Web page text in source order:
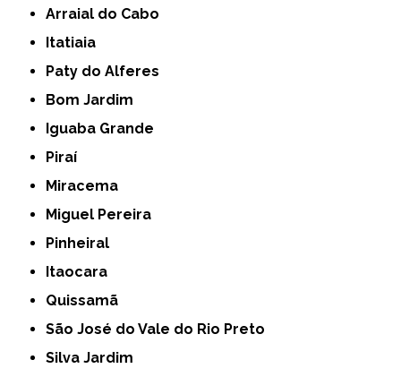
Arraial do Cabo
Itatiaia
Paty do Alferes
Bom Jardim
Iguaba Grande
Piraí
Miracema
Miguel Pereira
Pinheiral
Itaocara
Quissamã
São José do Vale do Rio Preto
Silva Jardim